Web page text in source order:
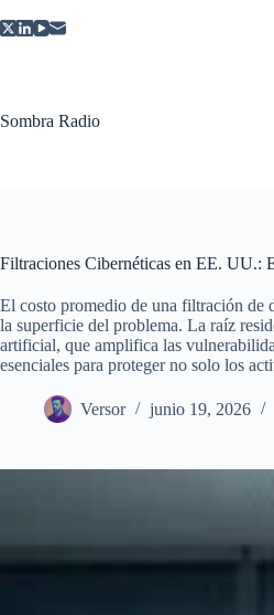
al
Sombra Radio
Filtraciones Cibernéticas en EE. UU.:
El costo promedio de una filtración de
la superficie del problema. La raíz
artificial, que amplifica las
esenciales para proteger no solo los
Versor junio 19, 2026